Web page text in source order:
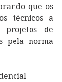
que os
técnicos a
projetos de